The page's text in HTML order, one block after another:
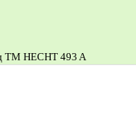
ТМ HECHT 493 A